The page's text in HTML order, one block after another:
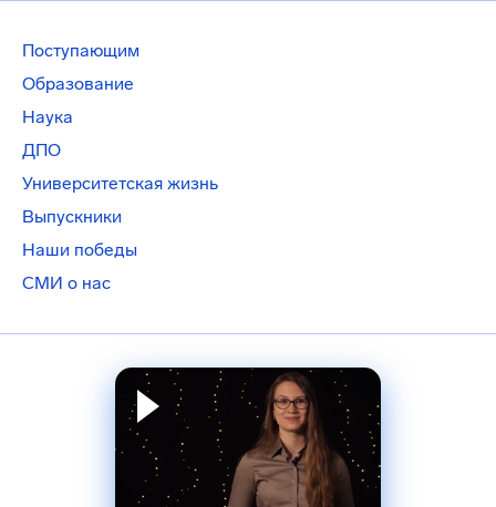
Поступающим
Образование
Наука
ДПО
Университетская жизнь
Выпускники
Наши победы
СМИ о нас